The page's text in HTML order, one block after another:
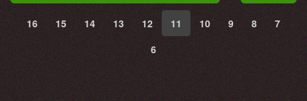
16 15 14 13 12 11 10 9 8
7
6